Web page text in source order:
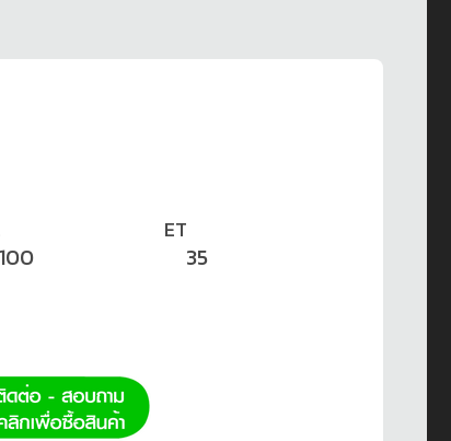
ET
35